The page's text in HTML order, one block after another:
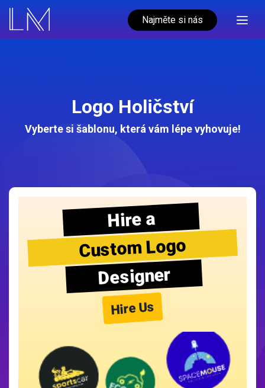
Najměte si nás
Logo Holičství
Vyberte si šablonu, která vám lépe vyhovuje!
Hire a
Custom Logo
Designer
Hire Us